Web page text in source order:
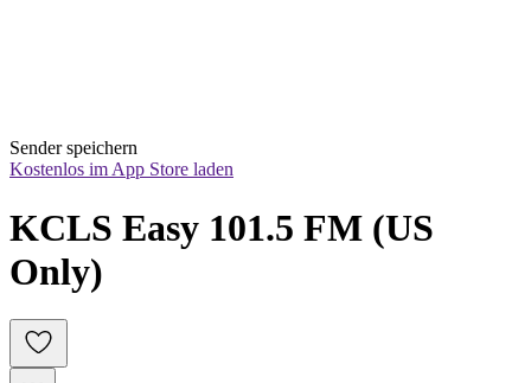
Sender speichern
Kostenlos im App Store laden
KCLS Easy 101.5 FM (US
Only)